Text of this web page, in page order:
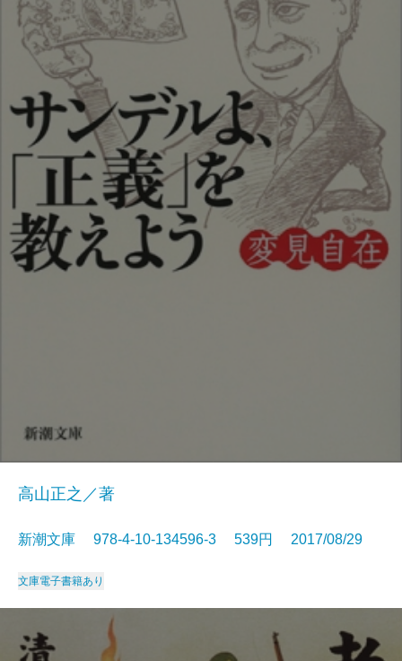
高山正之／著
新潮文庫 978-4-10-134596-3 539円 2017/08/29
文庫電子書籍あり